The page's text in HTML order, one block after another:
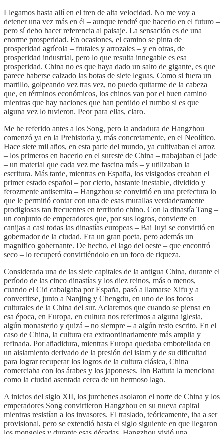
Llegamos hasta allí en el tren de alta velocidad. No me voy a
detener una vez más en él – aunque tendré que hacerlo en el futuro –
pero sí debo hacer referencia al paisaje. La sensación es de una
enorme prosperidad. En ocasiones, el camino se pinta de
prosperidad agrícola – frutales y arrozales – y en otras, de
prosperidad industrial, pero lo que resulta innegable es esa
prosperidad. China no es que haya dado un salto de gigante, es que
parece haberse calzado las botas de siete leguas. Como si fuera un
martillo, golpeando vez tras vez, no puedo quitarme de la cabeza
que, en términos económicos, los chinos van por el buen camino
mientras que hay naciones que han perdido el rumbo si es que
alguna vez lo tuvieron. Peor para ellas, claro.
Me he referido antes a los Song, pero la andadura de Hangzhou
comenzó ya en la Prehistoria y, más concretamente, en el Neolítico.
Hace siete mil años, en esta parte del mundo, ya cultivaban el arroz
– los primeros en hacerlo en el sureste de China – trabajaban el jade
– un material que cada vez me fascina más – y utilizaban la
escritura. Más tarde, mientras en España, los visigodos creaban el
primer estado español – por cierto, bastante inestable, dividido y
ferozmente antisemita – Hangzhou se convirtió en una prefectura lo
que le permitió contar con una de esas murallas verdaderamente
prodigiosas tan frecuentes en territorio chino. Con la dinastía Tang –
un conjunto de emperadores que, por sus logros, convierte en
canijas a casi todas las dinastías europeas – Bai Juyi se convirtió en
gobernador de la ciudad. Era un gran poeta, pero además un
magnifico gobernante. De hecho, el lago del oeste – que encontró
seco – lo recuperó convirtiéndolo en un foco de riqueza.
Considerada una de las siete capitales de la antigua China, durante el
período de las cinco dinastías y los diez reinos, más o menos,
cuando el Cid cabalgaba por España, pasó a llamarse Xifu y a
convertirse, junto a Nanjing y Chengdu, en uno de los focos
culturales de la China del sur. Aclaremos que cuando se piensa en
esa época, en Europa, en cultura nos referimos a alguna iglesia,
algún monasterio y quizá – no siempre – a algún resto escrito. En el
caso de China, la cultura era extraordinariamente más amplia y
refinada. Por añadidura, mientras Europa quedaba embotellada en
un aislamiento derivado de la presión del islam y de su dificultad
para lograr recuperar los logros de la cultura clásica, China
comerciaba con los árabes y los japoneses. Ibn Battuta la menciona
como la ciudad asentada cerca de un hermoso lago.
A inicios del siglo XII, los jurchenes asolaron el norte de China y los
emperadores Song convirtieron Hangzhou en su nueva capital
mientras resistían a los invasores. El traslado, teóricamente, iba a ser
provisional, pero se extendió hasta el siglo siguiente en que llegaron